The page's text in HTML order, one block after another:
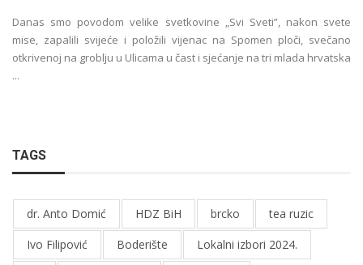
Danas smo povodom velike svetkovine „Svi Sveti”, nakon svete
mise, zapalili svijeće i položili vijenac na Spomen ploči, svečano
otkrivenoj na groblju u Ulicama u čast i sjećanje na tri mlada hrvatska
...
TAGS
dr. Anto Domić HDZ BiH brcko
tea ruzic
Ivo Filipović
Boderište
Lokalni izbori 2024.